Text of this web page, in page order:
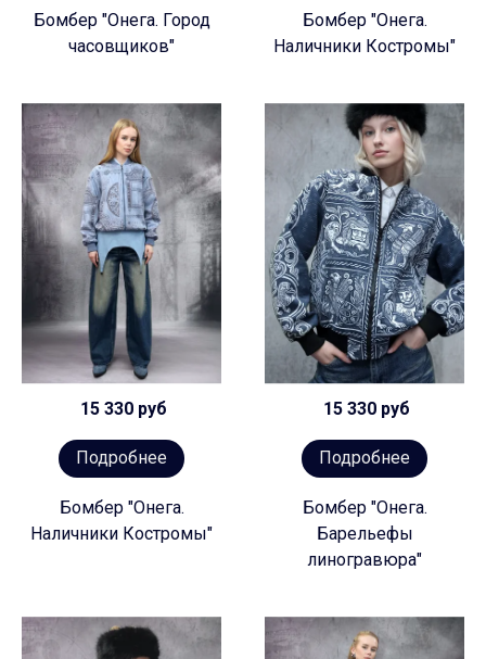
Бомбер "Онега. Город
часовщиков"
Бомбер "Онега.
Наличники Костромы"
15 330 руб
Подробнее
Бомбер "Онега.
Наличники Костромы"
15 330 руб
Подробнее
Бомбер "Онега.
Барельефы
линогравюра"